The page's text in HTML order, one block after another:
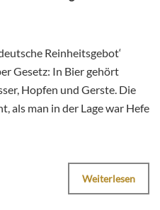
Reinheitsgebot‘
Gesetz: In Bier gehört
Hopfen und Gerste. Die
als man in der Lage war Hefe
Weiterlesen